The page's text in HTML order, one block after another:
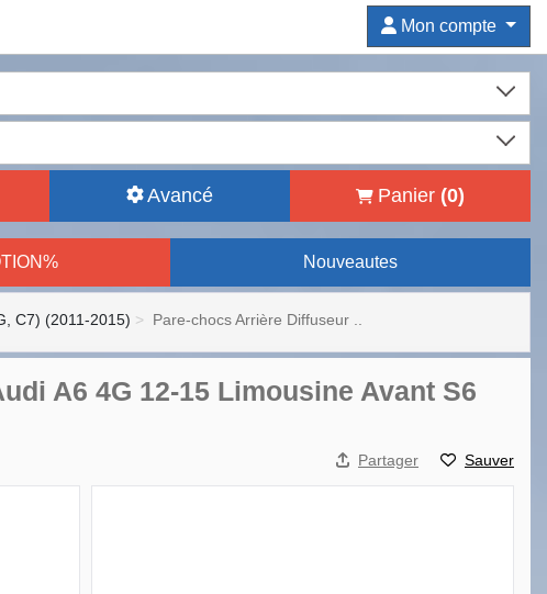
Mon compte
Avancé Panier (0)
Nouveautes
C7) (2011-2015) Pare-chocs Arrière Diffuseur ..
A6 4G 12-15 Limousine Avant S6
Partager Sauver